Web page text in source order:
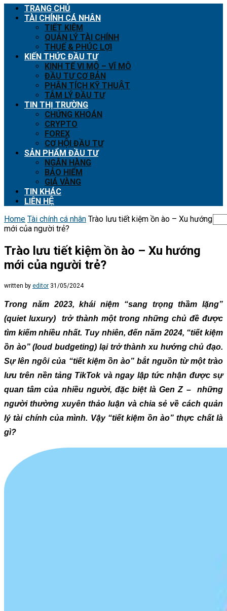
TRANG CHỦ
TÀI CHÍNH CÁ NHÂN
TIẾT KIỆM
QUẢN LÝ TÀI CHÍNH
THUẾ & PHÚC LỢI
KIẾN THỨC ĐẦU TƯ
KINH TẾ VI MÔ – VĨ MÔ
ĐẦU TƯ CƠ BẢN
PHÂN TÍCH KỸ THUẬT
TÂM LÝ ĐẦU TƯ
TIN THỊ TRƯỜNG
CHỨNG KHOÁN
CRYPTO
FOREX
CƠ HỘI ĐẦU TƯ
SẢN PHẨM ĐẦU TƯ
NGÂN HÀNG
BẢO HIỂM
GIÁ VÀNG
TIN KHÁC
LIÊN HỆ
Home Tài chính cá nhân Trào lưu tiết kiệm ồn ào – Xu hướng
mới của người trẻ?
Trào lưu tiết kiệm ồn ào – Xu hướng
mới của người trẻ?
written by editor 31/05/2024
Trong năm 2023, khái niệm “sang trọng thầm lặng”
(quiet luxury) trở thành một trong những chủ đề được
tìm kiếm nhiều nhất. Tuy nhiên, đến năm 2024, “tiết kiệm
ồn ào” (loud budgeting) lại trở thành xu hướng chủ đạo.
Sự lên ngôi của “tiết kiệm ồn ào” bắt nguồn từ một trào
lưu trên nền tảng TikTok và ngay lập tức nhận được sự
quan tâm của nhiều người, đặc biệt là Gen Z – những
người thường xuyên thảo luận và chia sẻ về cách quản
lý tài chính của mình. Vậy “tiết kiệm ồn ào” thực chất là
gì?